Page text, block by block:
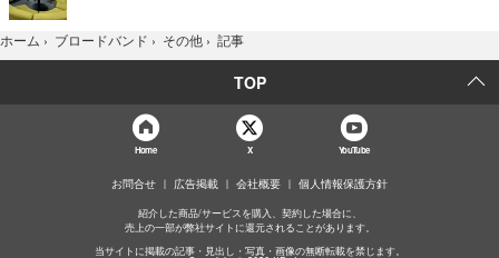
ホーム › ブロードバンド › その他 › 記事
TOP
Home X YouTube
お問合せ 広告掲載 会社概要 個人情報保護方針
紹介した商品/サービスを購入、契約した場合に、
売上の一部が弊社サイトに還元されることがあります。
当サイトに掲載の記事・見出し・写真・画像の無断転載を禁じます。